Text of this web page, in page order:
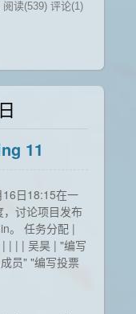
阅读(539) 评论(1)
11
日18:15在一
讨论项目发布
。 任务分配 |
| | | 吴昊 | "编写
员" "编写投票